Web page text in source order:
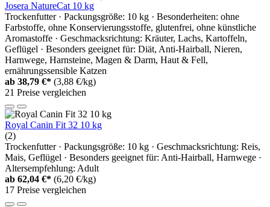
Josera NatureCat 10 kg
Trockenfutter · Packungsgröße: 10 kg · Besonderheiten: ohne
Farbstoffe, ohne Konservierungsstoffe, glutenfrei, ohne künstliche
Aromastoffe · Geschmacksrichtung: Kräuter, Lachs, Kartoffeln,
Geflügel · Besonders geeignet für: Diät, Anti-Hairball, Nieren,
Harnwege, Harnsteine, Magen & Darm, Haut & Fell,
ernährungssensible Katzen
ab 38,79 €* (3,88 €/kg)
21 Preise vergleichen
Royal Canin Fit 32 10 kg
(2)
Trockenfutter · Packungsgröße: 10 kg · Geschmacksrichtung: Reis,
Mais, Geflügel · Besonders geeignet für: Anti-Hairball, Harnwege ·
Altersempfehlung: Adult
ab 62,04 €* (6,20 €/kg)
17 Preise vergleichen